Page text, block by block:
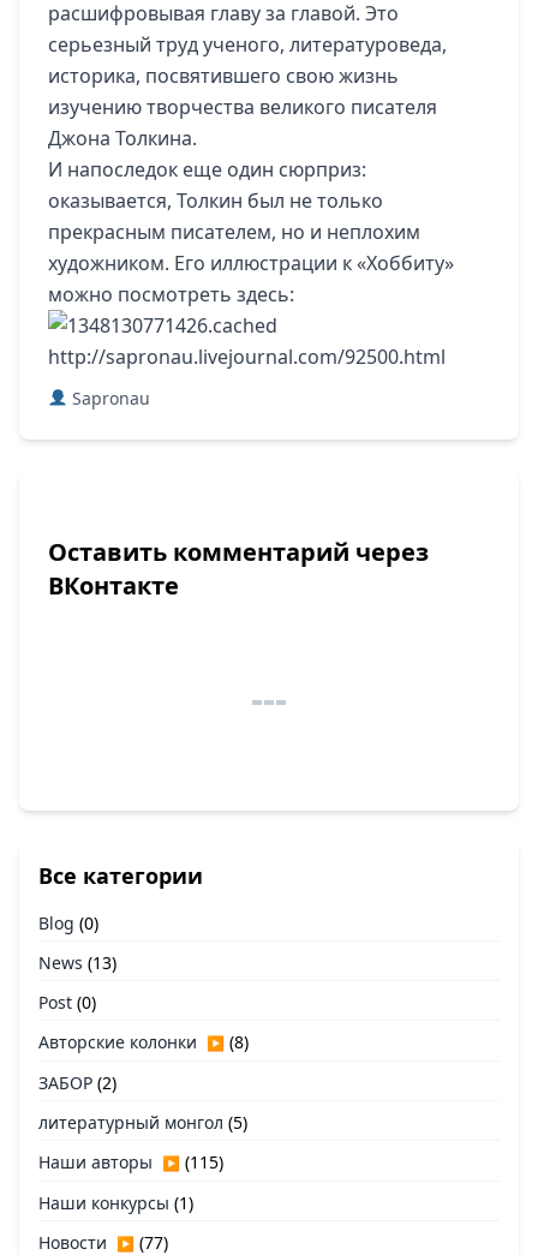
расшифровывая главу за главой. Это
серьезный труд ученого, литературоведа,
историка, посвятившего свою жизнь
изучению творчества великого писателя
Джона Толкина.
И напоследок еще один сюрприз:
оказывается, Толкин был не только
прекрасным писателем, но и неплохим
художником. Его иллюстрации к «Хоббиту»
можно посмотреть здесь:
http://sapronau.livejournal.com/92500.html
Sapronau
Оставить комментарий через
ВКонтакте
Все категории
Blog (0)
News (13)
Post (0)
Авторские колонки ▶ (8)
ЗАБОР (2)
литературный монгол (5)
Наши авторы ▶ (115)
Наши конкурсы (1)
Новости ▶ (77)